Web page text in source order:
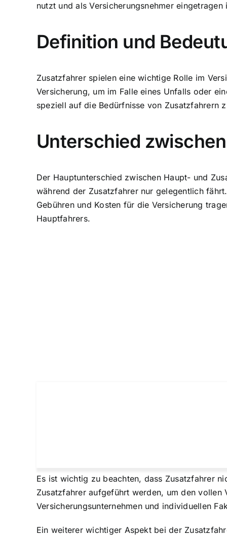
nutzt und als Versicherungsnehmer eingetragen
Definition und
Zusatzfahrer spielen eine wichtige Rolle im
Versicherung, um im Falle eines Unfalls oder
speziell auf die Bedürfnisse von Zusatzfahrern
Unterschied
Der Hauptunterschied zwischen Haupt- und
während der Zusatzfahrer nur gelegentlich
Gebühren und Kosten für die Versicherung
Hauptfahrers.
Es ist wichtig zu beachten, dass Zusatzfahrer
Zusatzfahrer aufgeführt werden, um den vollen
Versicherungsunternehmen und individuellen
Ein weiterer wichtiger Aspekt bei der